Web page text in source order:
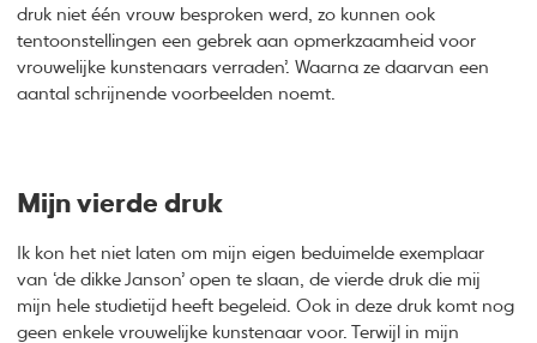
druk niet één vrouw besproken werd, zo kunnen ook
tentoonstellingen een gebrek aan opmerkzaamheid voor
vrouwelijke kunstenaars verraden’. Waarna ze daarvan een
aantal schrijnende voorbeelden noemt.
Mijn vierde druk
Ik kon het niet laten om mijn eigen beduimelde exemplaar
van ‘de dikke Janson’ open te slaan, de vierde druk die mij
mijn hele studietijd heeft begeleid. Ook in deze druk komt nog
geen enkele vrouwelijke kunstenaar voor. Terwijl in mijn